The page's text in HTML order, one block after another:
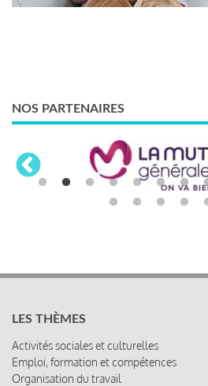
NOS PARTENAIRES
LES THÈMES
Activités sociales et culturelles
Emploi, formation et compétences
Organisation du travail